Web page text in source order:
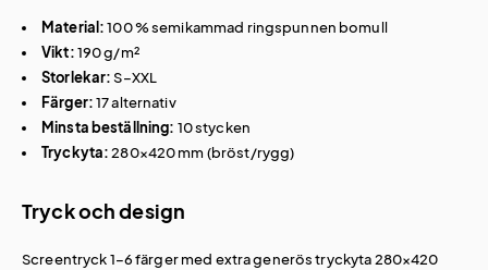
Material:100 % semikammad ringspunnen bomull
Vikt:190 g/m²
Storlekar:S–XXL
Färger:17 alternativ
Minsta beställning: 10 stycken
Tryckyta:280×420 mm (bröst/rygg)
Tryck och design
Screentryck 1–6 färger med extra generös tryckyta 280×420